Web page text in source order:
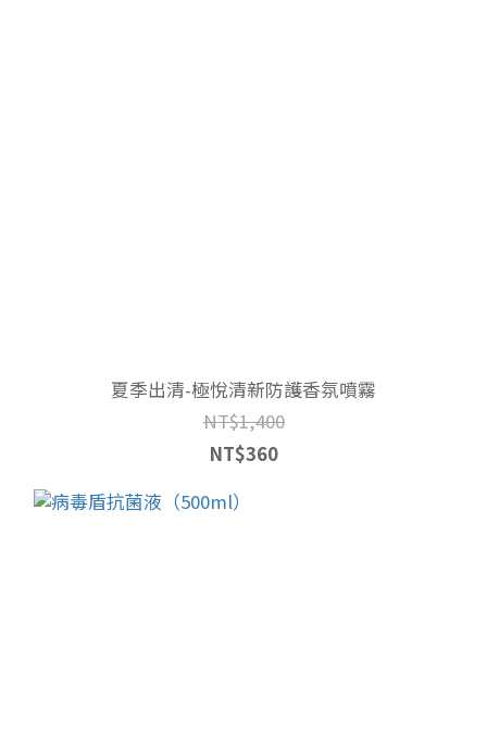
夏季出清-極悅清新防護香氛噴霧
NT$1,400
NT$360